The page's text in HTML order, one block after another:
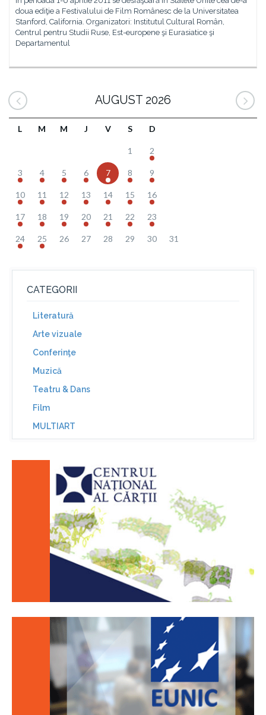
doua ediţie a Festivalului de Film Românesc de la Universitatea
Stanford, California. Organizatori: Institutul Cultural Român,
Centrul pentru Studii Ruse, Est-europene şi Eurasiatice şi
Departamentul
AUGUST 2026
L M M J V S D
1 2
3 4 5 6 7 8 9
10 11 12 13 14 15 16
17 18 19 20 21 22 23
24 25 26 27 28 29 30 31
CATEGORII
Literatură
Arte vizuale
Conferinţe
Muzică
Teatru & Dans
Film
MULTIART